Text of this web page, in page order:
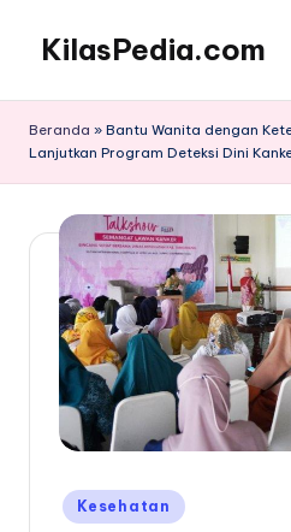
content
KilasPedia.com
Terdepan
Beranda » Bantu Wanita dengan
Lanjutkan Program Deteksi Dini
Posted
in
Kesehatan